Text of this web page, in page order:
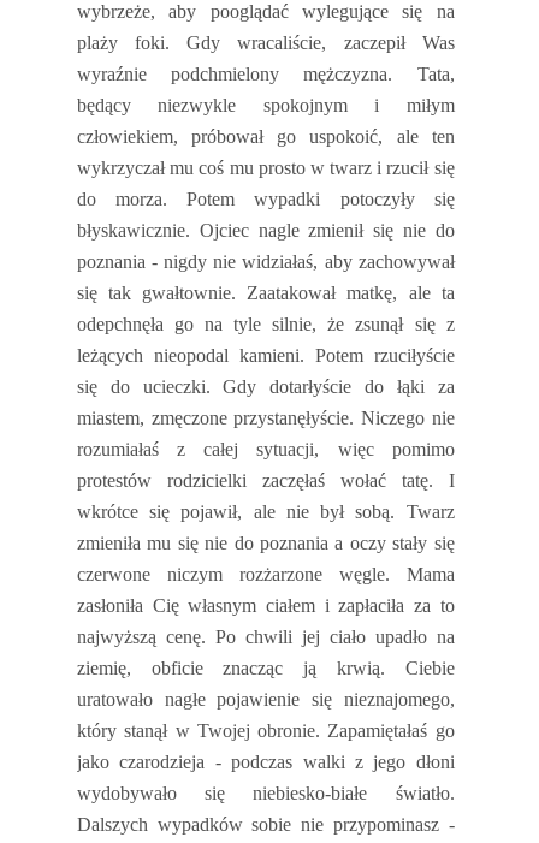
wybrzeże, aby pooglądać wylegujące się na
plaży foki. Gdy wracaliście, zaczepił Was
wyraźnie podchmielony mężczyzna. Tata,
będący niezwykle spokojnym i miłym
człowiekiem, próbował go uspokoić, ale ten
wykrzyczał mu coś mu prosto w twarz i rzucił się
do morza. Potem wypadki potoczyły się
błyskawicznie. Ojciec nagle zmienił się nie do
poznania - nigdy nie widziałaś, aby zachowywał
się tak gwałtownie. Zaatakował matkę, ale ta
odepchnęła go na tyle silnie, że zsunął się z
leżących nieopodal kamieni. Potem rzuciłyście
się do ucieczki. Gdy dotarłyście do łąki za
miastem, zmęczone przystanęłyście. Niczego nie
rozumiałaś z całej sytuacji, więc pomimo
protestów rodzicielki zaczęłaś wołać tatę. I
wkrótce się pojawił, ale nie był sobą. Twarz
zmieniła mu się nie do poznania a oczy stały się
czerwone niczym rozżarzone węgle. Mama
zasłoniła Cię własnym ciałem i zapłaciła za to
najwyższą cenę. Po chwili jej ciało upadło na
ziemię, obficie znacząc ją krwią. Ciebie
uratowało nagłe pojawienie się nieznajomego,
który stanął w Twojej obronie. Zapamiętałaś go
jako czarodzieja - podczas walki z jego dłoni
wydobywało się niebiesko-białe światło.
Dalszych wypadków sobie nie przypominasz -